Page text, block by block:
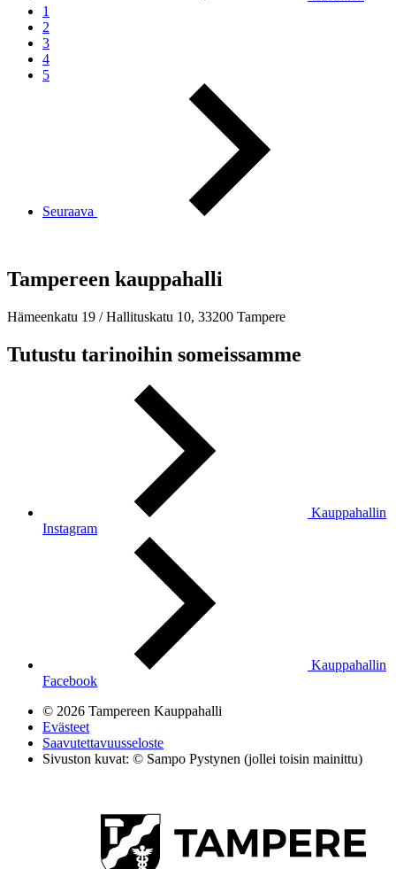
1
2
3
4
5
Seuraava
Tampereen kauppahalli
Hämeenkatu 19 / Hallituskatu 10, 33200 Tampere
Tutustu tarinoihin someissamme
Kauppahallin
Instagram
Kauppahallin
Facebook
© 2026 Tampereen Kauppahalli
Evästeet
Saavutettavuusseloste
Sivuston kuvat: © Sampo Pystynen (jollei toisin mainittu)